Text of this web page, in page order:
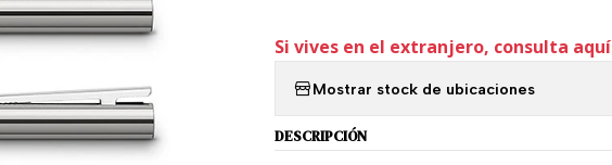
Si vives en el extranjero, consulta aquí
Mostrar stock de ubicaciones
DESCRIPCIÓN